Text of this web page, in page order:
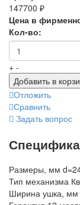
147700 ₽
Цена в
Кол-во:
+ -
Добавить в
Отложить
Сравнить
Задать вопрос
Размеры, мм
Тип механизма
Ширина ушка, мм